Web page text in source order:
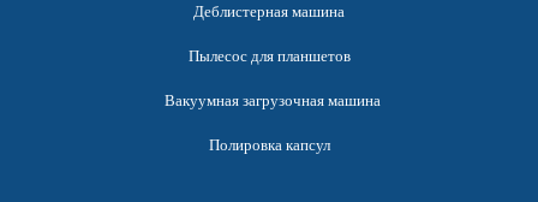
Деблистерная машина
Пылесос для планшетов
Вакуумная загрузочная машина
Полировка капсул